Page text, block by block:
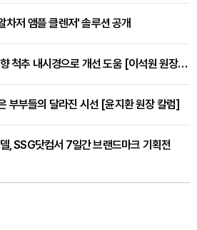
차저 앰플 클렌저' 솔루션 공개
척추관협착증 치료, 양방향 척추 내시경으로 개선 도움 [이석원 원장 칼럼]
부부들의 달라진 시선 [윤지환 원장 칼럼]
, SSG닷컴서 7일간 브랜드마크 기획전